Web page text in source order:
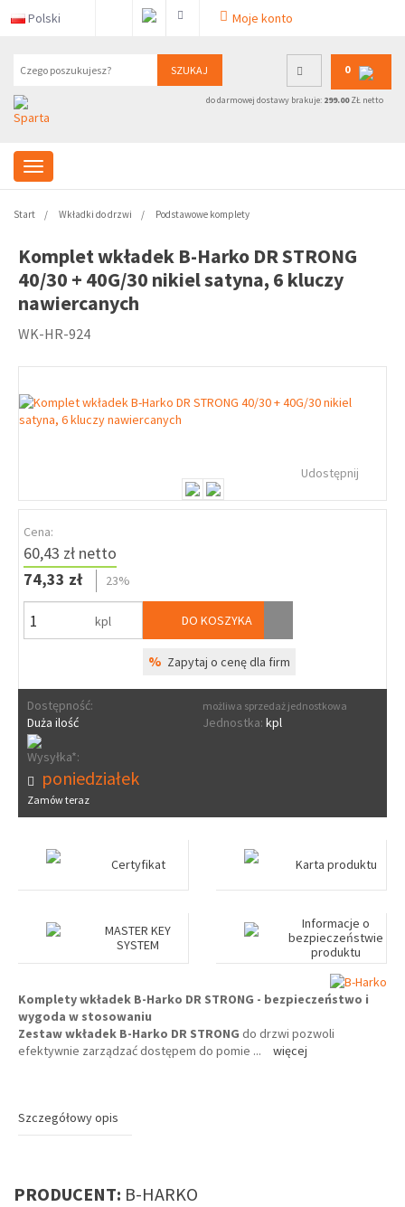
Polski Moje konto
SZUKAJ 0
do darmowej dostawy brakuje: 299.00ZŁ netto
Start Wkładki do drzwi Podstawowe komplety
Komplet wkładek B-Harko DR STRONG
40/30 + 40G/30 nikiel satyna, 6 kluczy
nawiercanych
WK-HR-924
Udostępnij
Cena:
60,43 zł netto
74,33 zł
23%
kpl DO KOSZYKA
% Zapytaj o cenę dla firm
Dostępność:
Duża ilość
możliwa sprzedaż jednostkowa
Jednostka: kpl
Wysyłka*:
poniedziałek
Zamów teraz
Certyfikat Karta produktu
MASTER KEY
SYSTEM
Informacje o
bezpieczeństwie
produktu
Komplety wkładek B-Harko DR STRONG - bezpieczeństwo i
wygoda w stosowaniu
Zestaw wkładek B-Harko DR STRONG do drzwi pozwoli
efektywnie zarządzać dostępem do pomie ... więcej
Szczegółowy opis
PRODUCENT: B-HARKO